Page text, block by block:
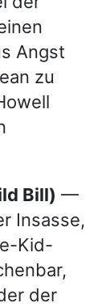
Angst
zu
Bill) —
Insasse,
Kid-
der